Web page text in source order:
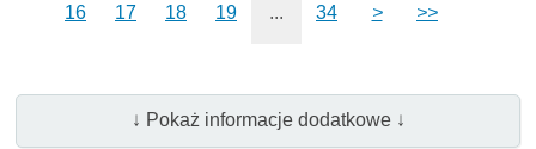
16 17 18 19 ... 34 > >>
↓ Pokaż informacje dodatkowe ↓